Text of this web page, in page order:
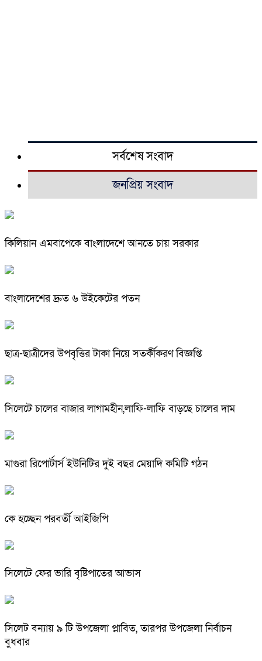
সর্বশেষ সংবাদ
জনপ্রিয় সংবাদ
কিলিয়ান এমবাপেকে বাংলাদেশে আনতে চায় সরকার
বাংলাদেশের দ্রুত ৬ উইকেটের পতন
ছাত্র-ছাত্রীদের উপবৃত্তির টাকা নিয়ে সতর্কীকরণ বিজ্ঞপ্তি
সিলেটে চালের বাজার লাগামহীন,লাফি-লাফি বাড়ছে চালের দাম
মাগুরা রিপোর্টার্স ইউনিটির দুই বছর মেয়াদি কমিটি গঠন
কে হচ্ছেন পরবর্তী আইজিপি
সিলেটে ফের ভারি বৃষ্টিপাতের আভাস
সিলেট বন্যায় ৯ টি উপজেলা প্লাবিত, তারপর উপজেলা নির্বাচন
বুধবার